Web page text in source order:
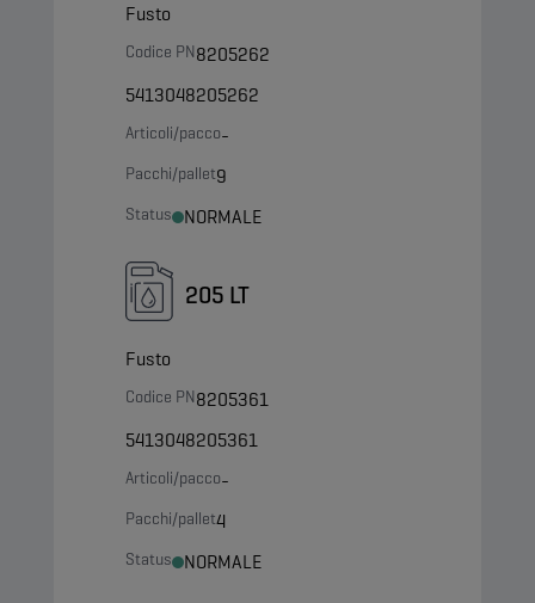
Fusto
Codice PN8205262
5413048205262
Articoli/pacco-
Pacchi/pallet9
Status NORMALE
205 LT
Fusto
Codice PN8205361
5413048205361
Articoli/pacco-
Pacchi/pallet4
Status NORMALE